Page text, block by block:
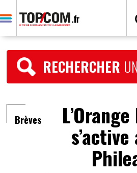
RECHERCHER
Brèves